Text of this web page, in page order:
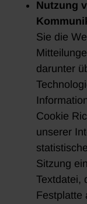
Nutzung
Sie die
darunter
Cookie
unserer
Sitzung
Textdatei,
Festplatte